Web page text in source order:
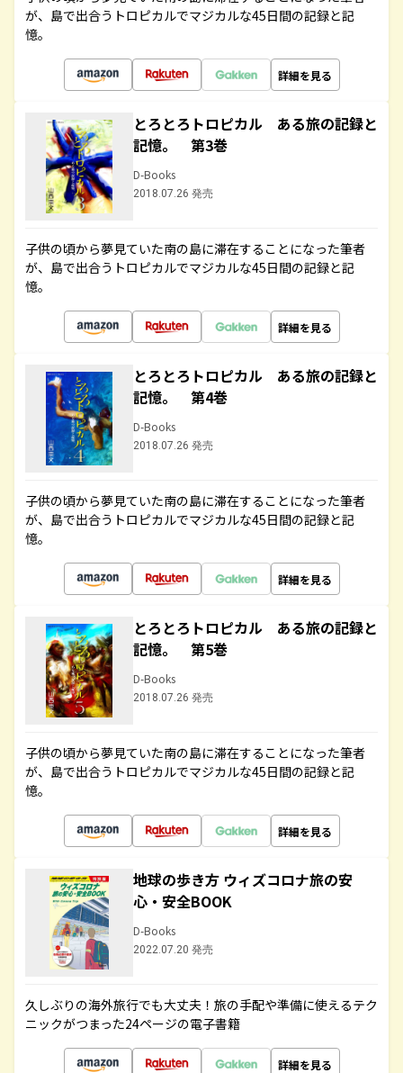
が、島で出合うトロピカルでマジカルな45日間の記録と記
憶。
詳細を見る
とろとろトロピカル ある旅の記録と
記憶。 第3巻
D-Books
2018.07.26 発売
子供の頃から夢見ていた南の島に滞在することになった筆者
が、島で出合うトロピカルでマジカルな45日間の記録と記
憶。
詳細を見る
とろとろトロピカル ある旅の記録と
記憶。 第4巻
D-Books
2018.07.26 発売
子供の頃から夢見ていた南の島に滞在することになった筆者
が、島で出合うトロピカルでマジカルな45日間の記録と記
憶。
詳細を見る
とろとろトロピカル ある旅の記録と
記憶。 第5巻
D-Books
2018.07.26 発売
子供の頃から夢見ていた南の島に滞在することになった筆者
が、島で出合うトロピカルでマジカルな45日間の記録と記
憶。
詳細を見る
地球の歩き方 ウィズコロナ旅の安
心・安全BOOK
D-Books
2022.07.20 発売
久しぶりの海外旅行でも大丈夫！旅の手配や準備に使えるテク
ニックがつまった24ページの電子書籍
詳細を見る